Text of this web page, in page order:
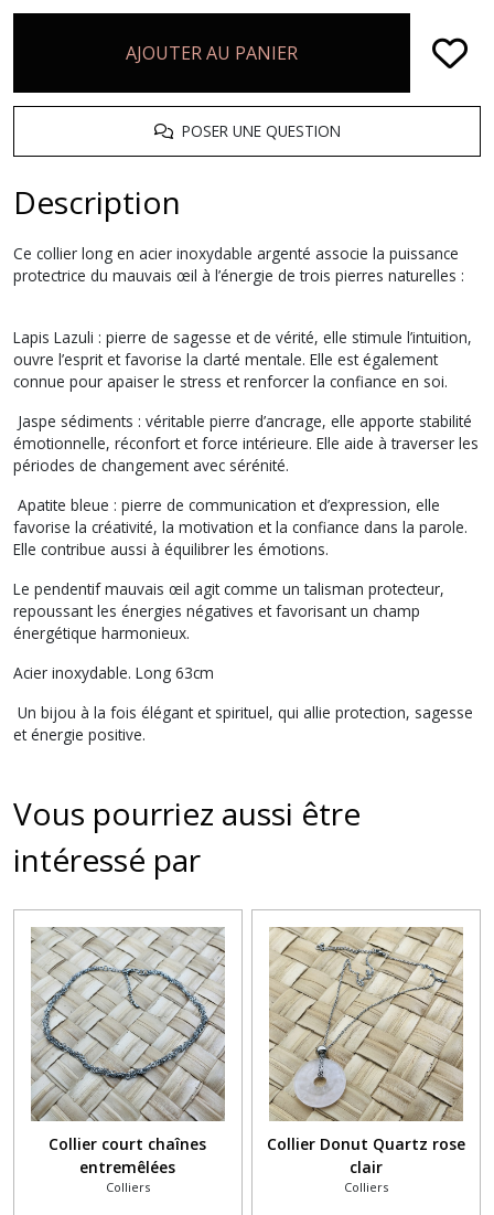
AJOUTER AU PANIER
POSER UNE QUESTION
Description
Ce collier long en acier inoxydable argenté associe la puissance
protectrice du mauvais œil à l’énergie de trois pierres naturelles :
Lapis Lazuli : pierre de sagesse et de vérité, elle stimule l’intuition,
ouvre l’esprit et favorise la clarté mentale. Elle est également
connue pour apaiser le stress et renforcer la confiance en soi.
Jaspe sédiments : véritable pierre d’ancrage, elle apporte stabilité
émotionnelle, réconfort et force intérieure. Elle aide à traverser les
périodes de changement avec sérénité.
Apatite bleue : pierre de communication et d’expression, elle
favorise la créativité, la motivation et la confiance dans la parole.
Elle contribue aussi à équilibrer les émotions.
Le pendentif mauvais œil agit comme un talisman protecteur,
repoussant les énergies négatives et favorisant un champ
énergétique harmonieux.
Acier inoxydable. Long 63cm
Un bijou à la fois élégant et spirituel, qui allie protection, sagesse
et énergie positive.
Vous pourriez aussi être
intéressé par
Collier court chaînes
entremêlées
Colliers
Collier Donut Quartz rose
clair
Colliers